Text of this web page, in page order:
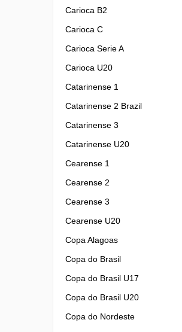
Carioca B2
Carioca C
Carioca Serie A
Carioca U20
Catarinense 1
Catarinense 2 Brazil
Catarinense 3
Catarinense U20
Cearense 1
Cearense 2
Cearense 3
Cearense U20
Copa Alagoas
Copa do Brasil
Copa do Brasil U17
Copa do Brasil U20
Copa do Nordeste